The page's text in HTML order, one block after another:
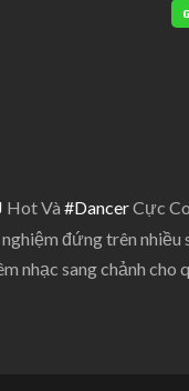
Hot Và #DancerCực
đứng trên nhiều
nhạc sang chảnh cho